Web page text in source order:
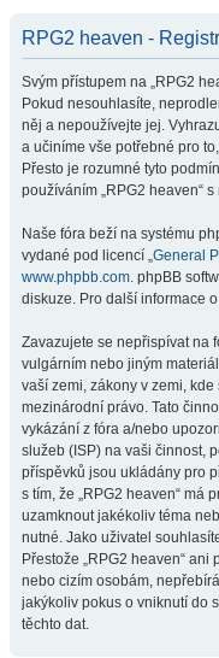
RPG2 heaven -
Svým přístupem na „RPG2
Pokud nesouhlasíte,
něj a nepoužívejte jej.
a učiníme vše potřebné pro
Přesto je rozumné tyto
používáním „RPG2 heaven“
Naše fóra beží na systému
vydané pod licencí „General
www.phpbb.com. phpBB
diskuze. Pro další informace
Zavazujete se nepřispívat na
vulgárním nebo jiným
vaší zemi, zákony v zemi, kde
mezinárodní právo. Tato
vykázání z fóra a/nebo
služeb (ISP) na vaši činnost,
příspěvků jsou ukládány pro
s tím, že „RPG2 heaven“ má
uzamknout jakékoliv téma
nutné. Jako uživatel
Přestože „RPG2 heaven“
nebo cizím osobám,
jakýkoliv pokus o vniknutí do
těchto dat.